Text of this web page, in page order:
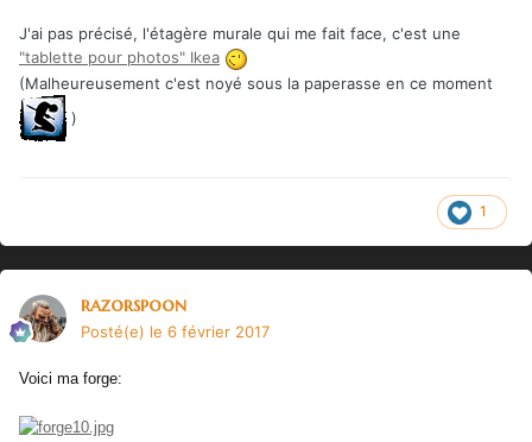
J'ai pas précisé, l'étagère murale qui me fait face, c'est une
"tablette pour photos" Ikea
(Malheureusement c'est noyé sous la paperasse en ce moment
)
1
razorspoon
Posté(e) le 6 février 2017
Voici ma forge: